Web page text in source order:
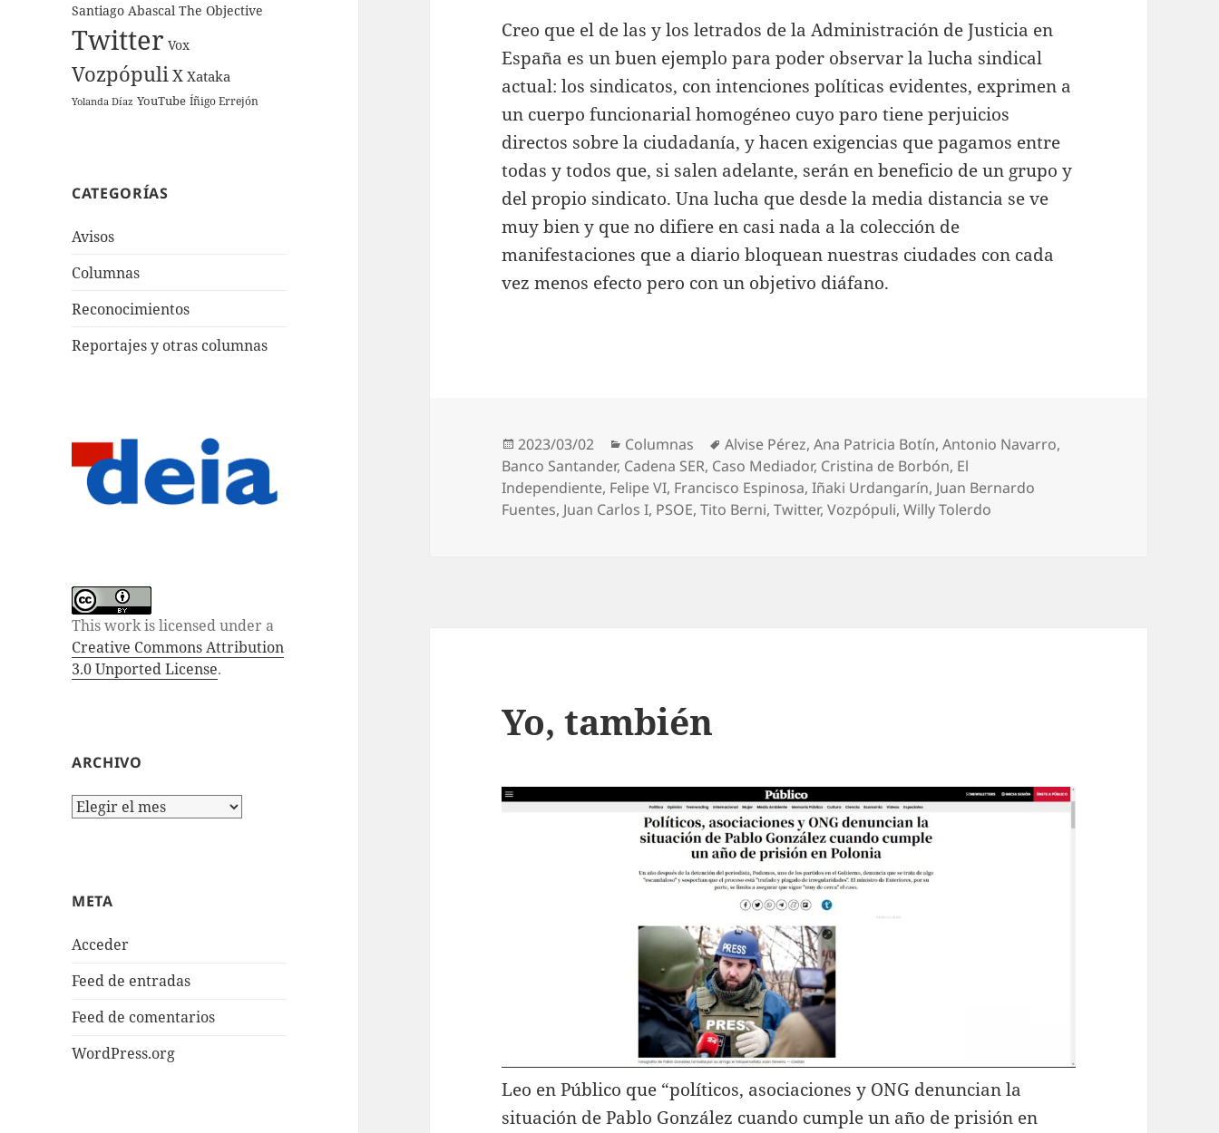
Santiago Abascal The Objective
Twitter Vox
Vozpópuli X Xataka
Yolanda Díaz YouTube Íñigo Errejón
CATEGORÍAS
Avisos
Columnas
Reconocimientos
Reportajes y otras columnas
This work is licensed under a
Creative Commons Attribution
3.0 Unported License.
ARCHIVO
Archivo
META
Acceder
Feed de entradas
Feed de comentarios
WordPress.org
Creo que el de las y los letrados de la Administración de Justicia en
España es un buen ejemplo para poder observar la lucha sindical
actual: los sindicatos, con intenciones políticas evidentes, exprimen a
un cuerpo funcionarial homogéneo cuyo paro tiene perjuicios
directos sobre la ciudadanía, y hacen exigencias que pagamos entre
todas y todos que, si salen adelante, serán en beneficio de un grupo y
del propio sindicato. Una lucha que desde la media distancia se ve
muy bien y que no difiere en casi nada a la colección de
manifestaciones que a diario bloquean nuestras ciudades con cada
vez menos efecto pero con un objetivo diáfano.
Publicado
el
2023/03/02 Categorías
Columnas Etiquetas
Alvise Pérez,Ana Patricia Botín,Antonio Navarro,
Banco Santander, Cadena SER, Caso Mediador, Cristina de Borbón, El
Independiente, Felipe VI, Francisco Espinosa,Iñaki Urdangarín, Juan Bernardo
Fuentes, Juan Carlos I, PSOE,Tito Berni,Twitter,Vozpópuli,Willy Tolerdo
Yo, también
Leo en Público que “políticos, asociaciones y ONG denuncian la
situación de Pablo González cuando cumple un año de prisión en